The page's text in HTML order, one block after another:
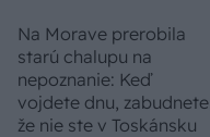
Na Morave prerobila
starú chalupu na
nepoznanie: Keď
vojdete dnu, zabudnete,
že nie ste v Toskánsku